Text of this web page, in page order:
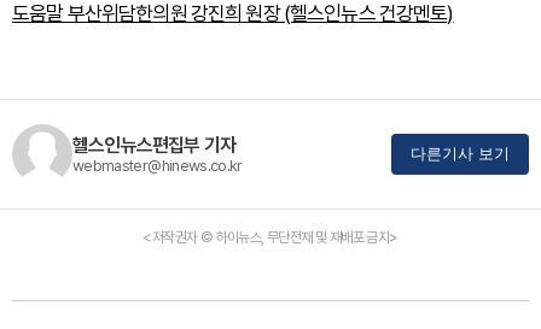
도움말 부산위담한의원 강진희 원장 (헬스인뉴스 건강멘토)
헬스인뉴스편집부 기자
webmaster@hinews.co.kr
다른기사 보기
<저작권자 © 하이뉴스, 무단전재 및 재배포 금지>